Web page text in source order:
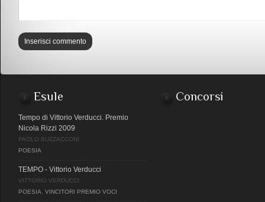
Esule
Tempo di Vittorio Verducci. Premio
Nicola Rizzi 2009
PAOLO BUZZACCONI
POESIA
TEMPO - Vittorio Verducci
VITTORIO VERDUCCI
POESIA
VINCITORI PREMIO VOCI
Concorsi